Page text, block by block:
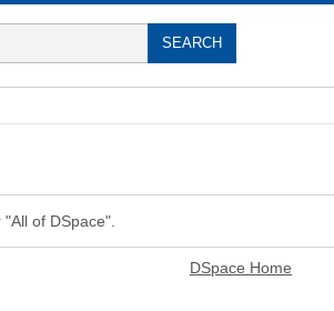
of DSpace".
DSpace Home